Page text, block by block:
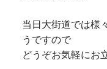
当日大街道では様
うですので
どうぞお気軽にお